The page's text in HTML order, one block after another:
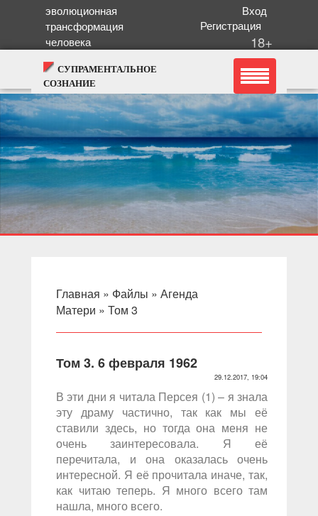
эволюционная
трансформация
человека
Вход
Регистрация
18+
СУПРАМЕНТАЛЬНОЕ
СОЗНАНИЕ
Главная » Файлы » Агенда
Матери » Том 3
Том 3. 6 февраля 1962
29.12.2017, 19:04
В эти дни я читала Персея (1) – я знала
эту драму частично, так как мы её
ставили здесь, но тогда она меня не
очень заинтересовала. Я её
перечитала, и она оказалась очень
интересной. Я её прочитала иначе, так,
как читаю теперь. Я много всего там
нашла, много всего.